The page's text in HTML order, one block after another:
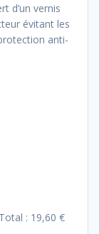
d’un vernis
évitant les
anti-
Total : 19,60 €